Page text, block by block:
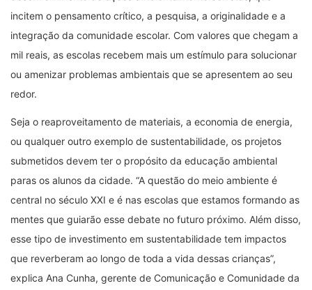
incitem o pensamento crítico, a pesquisa, a originalidade e a
integração da comunidade escolar. Com valores que chegam a
mil reais, as escolas recebem mais um estímulo para solucionar
ou amenizar problemas ambientais que se apresentem ao seu
redor.
Seja o reaproveitamento de materiais, a economia de energia,
ou qualquer outro exemplo de sustentabilidade, os projetos
submetidos devem ter o propósito da educação ambiental
paras os alunos da cidade. “A questão do meio ambiente é
central no século XXI e é nas escolas que estamos formando as
mentes que guiarão esse debate no futuro próximo. Além disso,
esse tipo de investimento em sustentabilidade tem impactos
que reverberam ao longo de toda a vida dessas crianças”,
explica Ana Cunha, gerente de Comunicação e Comunidade da